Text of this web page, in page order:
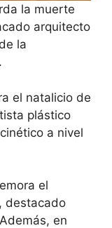
la muerte
arquitecto
la
el natalicio de
plástico
a nivel
el
destacado
en